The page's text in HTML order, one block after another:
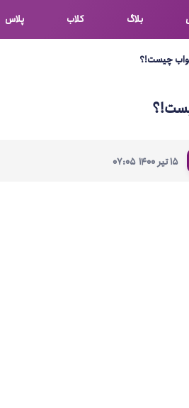
بلاگ کلاب پلاس
چیست!؟
15 تیر 1400 |
07:05